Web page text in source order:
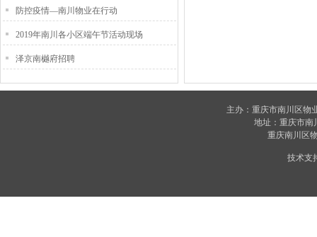
防控疫情—南川物业在行动
2019年南川各小区端午节活动现场
泽京南樾府招聘
主办：重庆市南川区
地址：重庆市南
重庆南川区
技术支